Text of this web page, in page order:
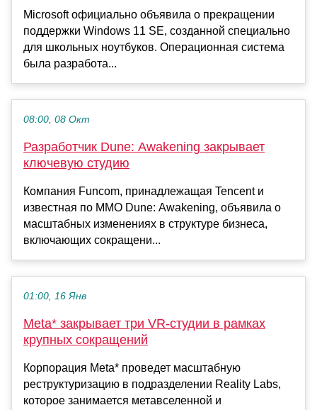
Microsoft официально объявила о прекращении
поддержки Windows 11 SE, созданной специально
для школьных ноутбуков. Операционная система
была разработа...
08:00, 08 Окт
Разработчик Dune: Awakening закрывает
ключевую студию
Компания Funcom, принадлежащая Tencent и
известная по MMO Dune: Awakening, объявила о
масштабных изменениях в структуре бизнеса,
включающих сокращени...
01:00, 16 Янв
Meta* закрывает три VR-студии в рамках
крупных сокращений
Корпорация Meta* проведет масштабную
реструктуризацию в подразделении Reality Labs,
которое занимается метавселенной и